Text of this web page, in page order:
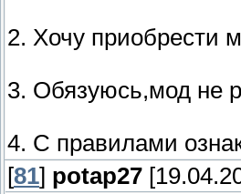
2. Хочу приобрести
3. Обязуюсь,мод не
4. С правилами
[81] potap27